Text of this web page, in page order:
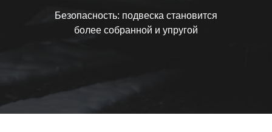
Безопасность: подвеска становится
более собранной и упругой